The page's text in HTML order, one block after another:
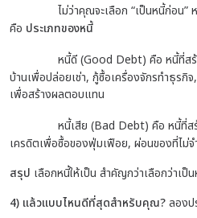
ไม่ว่าคุณจะเลือก “เป็นหนี้ก่อน
คือ ประเภทของหนี้
หนี้ดี (Good Debt) คือ หนี้ที่ส
บ้านเพื่อปล่อยเช่า, กู้ซื้อเครื่องจักรทำธุรกิจ,
เพื่อสร้างผลตอบแทน
หนี้เสีย (Bad Debt) คือ หนี้ที่ส
เครดิตเพื่อซื้อของฟุ่มเฟือย, ผ่อนของที่ไม่จ
สรุป เลือกหนี้ให้เป็น สำคัญกว่าเลือกว่าเ
4) แล้วแบบไหนดีที่สุดสำหรับคุณ?ลองป